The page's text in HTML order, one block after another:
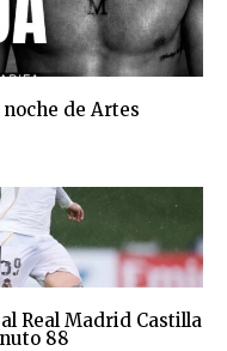
de Artes
Real Madrid Castilla
88